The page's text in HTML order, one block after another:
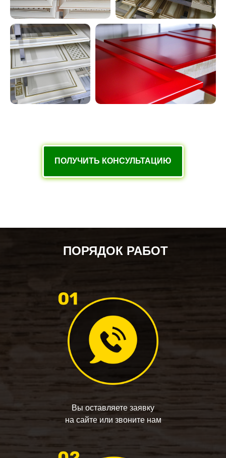
ПОЛУЧИТЬ КОНСУЛЬТАЦИЮ
Вы оставляете заявку
на сайте или звоните нам
ПОРЯДОК РАБОТ